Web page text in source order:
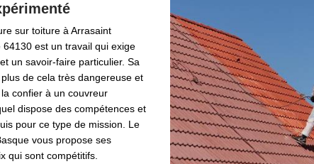
sur toiture à Arrasaint
64130 est un travail qui exige
un savoir-faire particulier. Sa
de cela très dangereuse et
confier à un couvreur
dispose des compétences et
pour ce type de mission. Le
vous propose ses
qui sont compétitifs.